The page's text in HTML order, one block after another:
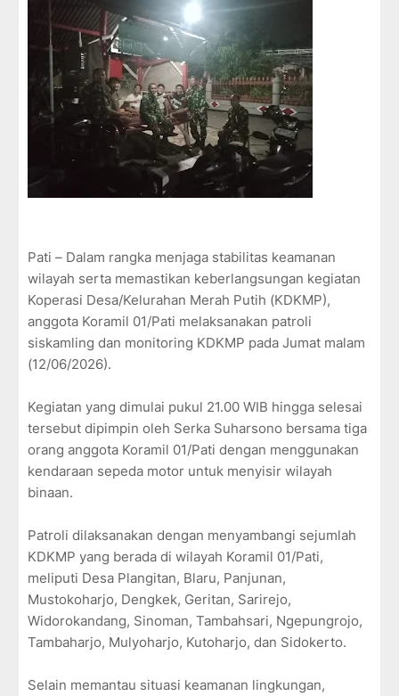
Pati – Dalam rangka menjaga stabilitas keamanan
wilayah serta memastikan keberlangsungan kegiatan
Koperasi Desa/Kelurahan Merah Putih (KDKMP),
anggota Koramil 01/Pati melaksanakan patroli
siskamling dan monitoring KDKMP pada Jumat malam
(12/06/2026).
Kegiatan yang dimulai pukul 21.00 WIB hingga selesai
tersebut dipimpin oleh Serka Suharsono bersama tiga
orang anggota Koramil 01/Pati dengan menggunakan
kendaraan sepeda motor untuk menyisir wilayah
binaan.
Patroli dilaksanakan dengan menyambangi sejumlah
KDKMP yang berada di wilayah Koramil 01/Pati,
meliputi Desa Plangitan, Blaru, Panjunan,
Mustokoharjo, Dengkek, Geritan, Sarirejo,
Widorokandang, Sinoman, Tambahsari, Ngepungrojo,
Tambaharjo, Mulyoharjo, Kutoharjo, dan Sidokerto.
Selain memantau situasi keamanan lingkungan,